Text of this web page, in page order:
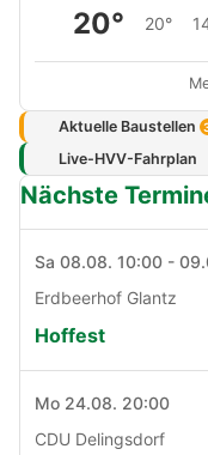
20° 20°
Aktuelle Baustellen
Live-HVV-Fahrplan
Nächste
Sa 08.08. 10:00 -
Erdbeerhof Glantz
Hoffest
Mo 24.08. 20:00
CDU Delingsdorf